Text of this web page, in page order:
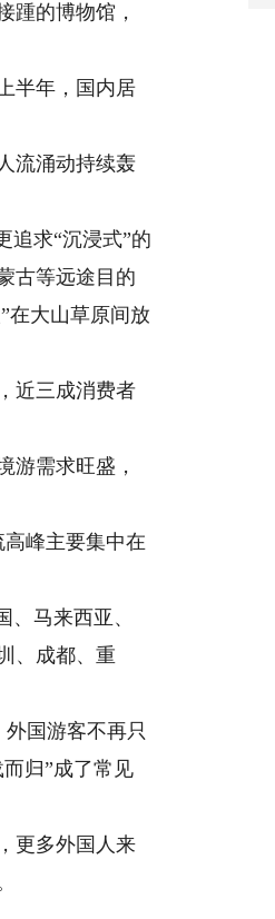
的博物馆，
半年，国内居
流涌动持续轰
求“沉浸式”的
古等远途目的
在大山草原间放
近三成消费者
需求旺盛，
峰主要集中在
马来西亚、
、成都、重
国游客不再只
归”成了常见
更多外国人来